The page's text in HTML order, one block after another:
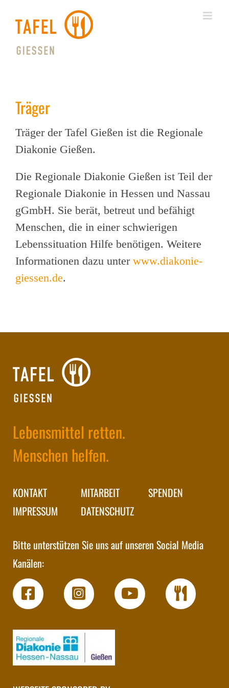
Träger
Träger der Tafel Gießen ist die Regionale
Diakonie Gießen.
Die Regionale Diakonie Gießen ist Teil der
Regionale Diakonie in Hessen und Nassau
gGmbH. Sie berät, betreut und befähigt
Menschen, die in einer schwierigen
Lebenssituation Hilfe benötigen. Weitere
Informationen dazu unter www.diakonie-
giessen.de.
Lebensmittel retten.
Menschen helfen.
KONTAKT
IMPRESSUM
MITARBEIT
DATENSCHUTZ
SPENDEN
Bitte unterstützen Sie uns auf unseren Social Media
Kanälen: